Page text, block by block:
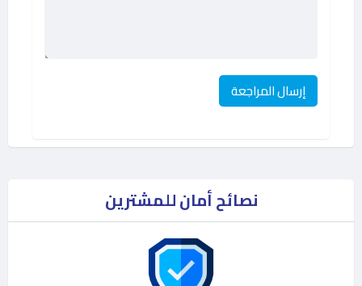
نصائح أمان للمشترين